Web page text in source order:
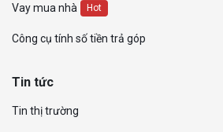
Vay mua nhà Hot
Công cụ tính số tiền trả góp
Tin tức
Tin thị trường